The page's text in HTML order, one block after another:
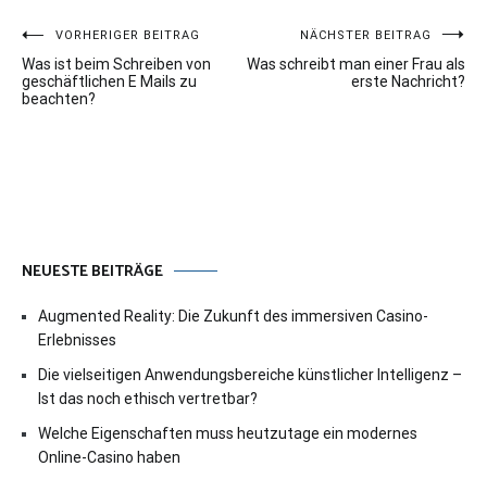
Beitragsnavigation
VORHERIGER BEITRAG
Was ist beim Schreiben von
geschäftlichen E Mails zu
beachten?
NÄCHSTER BEITRAG
Was schreibt man einer Frau als
erste Nachricht?
NEUESTE BEITRÄGE
Augmented Reality: Die Zukunft des immersiven Casino-
Erlebnisses
Die vielseitigen Anwendungsbereiche künstlicher Intelligenz –
Ist das noch ethisch vertretbar?
Welche Eigenschaften muss heutzutage ein modernes
Online-Casino haben